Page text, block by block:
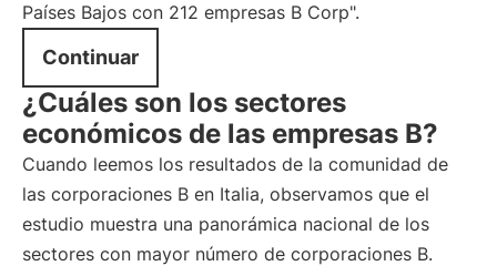
Países Bajos con 212 empresas B Corp".
Continuar
¿Cuáles son los sectores
económicos de las empresas B?
Cuando leemos los resultados de la comunidad de
las corporaciones B en Italia, observamos que el
estudio muestra una panorámica nacional de los
sectores con mayor número de corporaciones B.